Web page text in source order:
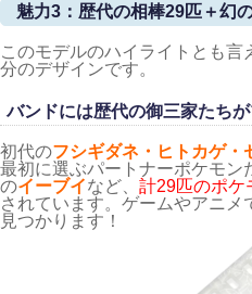
魅力3：歴代の相棒29匹＋幻
このモデルのハイライトとも
分のデザインです。
バンドには歴代の御三家たちが
初代のフシギダネ・ヒトカゲ・
最初に選ぶパートナーポケモン
のイーブイなど、 計29匹のポケ
されています。ゲームやアニメ
見つかります！